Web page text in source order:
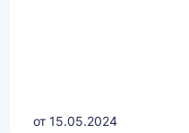
от 15.05.2024